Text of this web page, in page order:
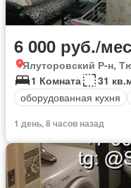
6 000 руб./
Ялуторовский Р-н,
1 Комната
31
оборудованная кухня
1 день, 8 часов назад